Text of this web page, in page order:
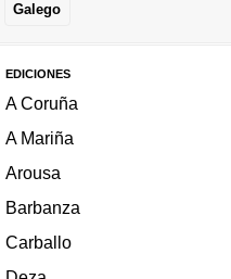
Galego
EDICIONES
A Coruña
A Mariña
Arousa
Barbanza
Carballo